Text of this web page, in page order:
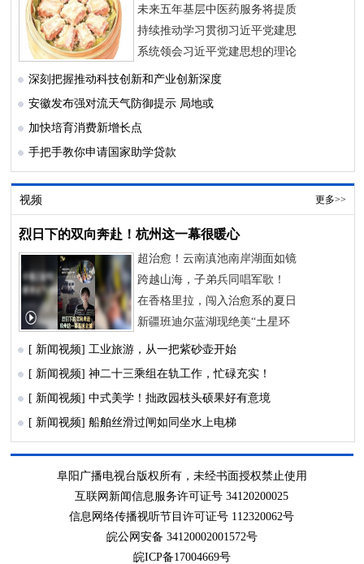
未来五年基层中医药服务将提质
持续推动学习贯彻习近平党建思
系统领会习近平党建思想的理论
深刻把握推动科技创新和产业创新深度
安徽发布强对流天气防御提示 局地或
加快培育消费新增长点
手把手教你申请国家助学贷款
更多>>
视频
烈日下的双向奔赴！杭州这一幕很暖心
超治愈！云南滇池南岸湖面如镜
跨越山海，子弟兵同唱军歌！
在香格里拉，闯入治愈系的夏日
新疆班迪尔蓝湖现绝美“土星环
[ 新闻视频] 工业旅游，从一把紫砂壶开始
[ 新闻视频] 神二十三乘组在轨工作，忙碌充实！
[ 新闻视频] 中式美学！拙政园枝头硕果好有意境
[ 新闻视频] 船舶丝滑过闸如同坐水上电梯
阜阳广播电视台版权所有，未经书面授权禁止使用
互联网新闻信息服务许可证号 34120200025
信息网络传播视听节目许可证号 112320062号
皖公网安备 34120002001572号
皖ICP备17004669号